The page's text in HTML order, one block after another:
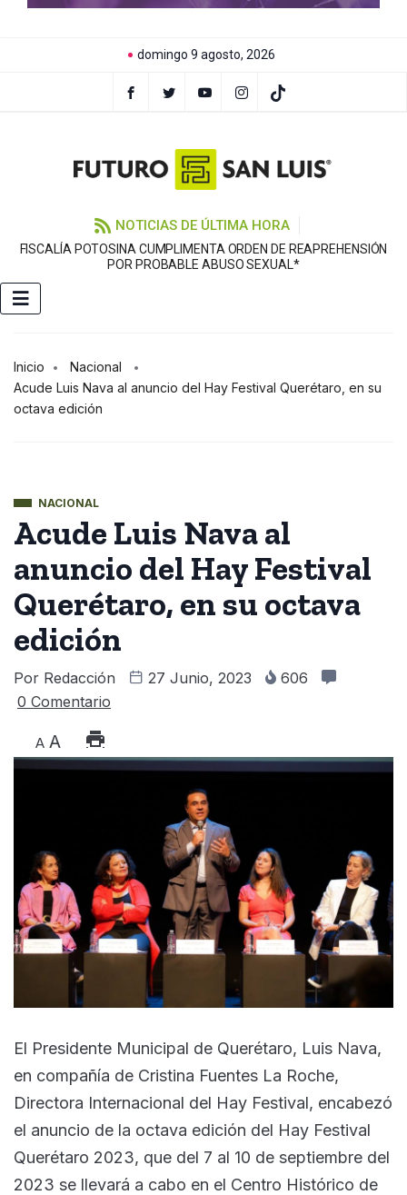
domingo 9 agosto, 2026
NOTICIAS DE ÚLTIMA HORA
FISCALÍA POTOSINA CUMPLIMENTA ORDEN DE REAPREHENSIÓN
POR PROBABLE ABUSO SEXUAL*
Inicio
Nacional
Acude Luis Nava al anuncio del Hay Festival Querétaro, en su
octava edición
NACIONAL
Acude Luis Nava al
anuncio del Hay Festival
Querétaro, en su octava
edición
Por Redacción 27 Junio, 2023
606
0 Comentario
A A
El Presidente Municipal de Querétaro, Luis Nava,
en compañía de Cristina Fuentes La Roche,
Directora Internacional del Hay Festival, encabezó
el anuncio de la octava edición del Hay Festival
Querétaro 2023, que del 7 al 10 de septiembre del
2023 se llevará a cabo en el Centro Histórico de